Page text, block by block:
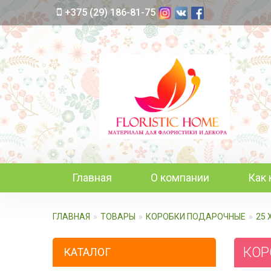
+375 (29) 186-81-75
Главная О компании Как
ГЛАВНАЯ ТОВАРЫ КОРОБКИ ПОДАРОЧНЫЕ 25
КАТАЛОГ